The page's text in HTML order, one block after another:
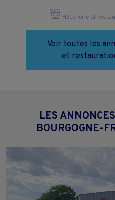
Hôtellerie et
Voir toutes les
et
LES
BOURGOGNE-